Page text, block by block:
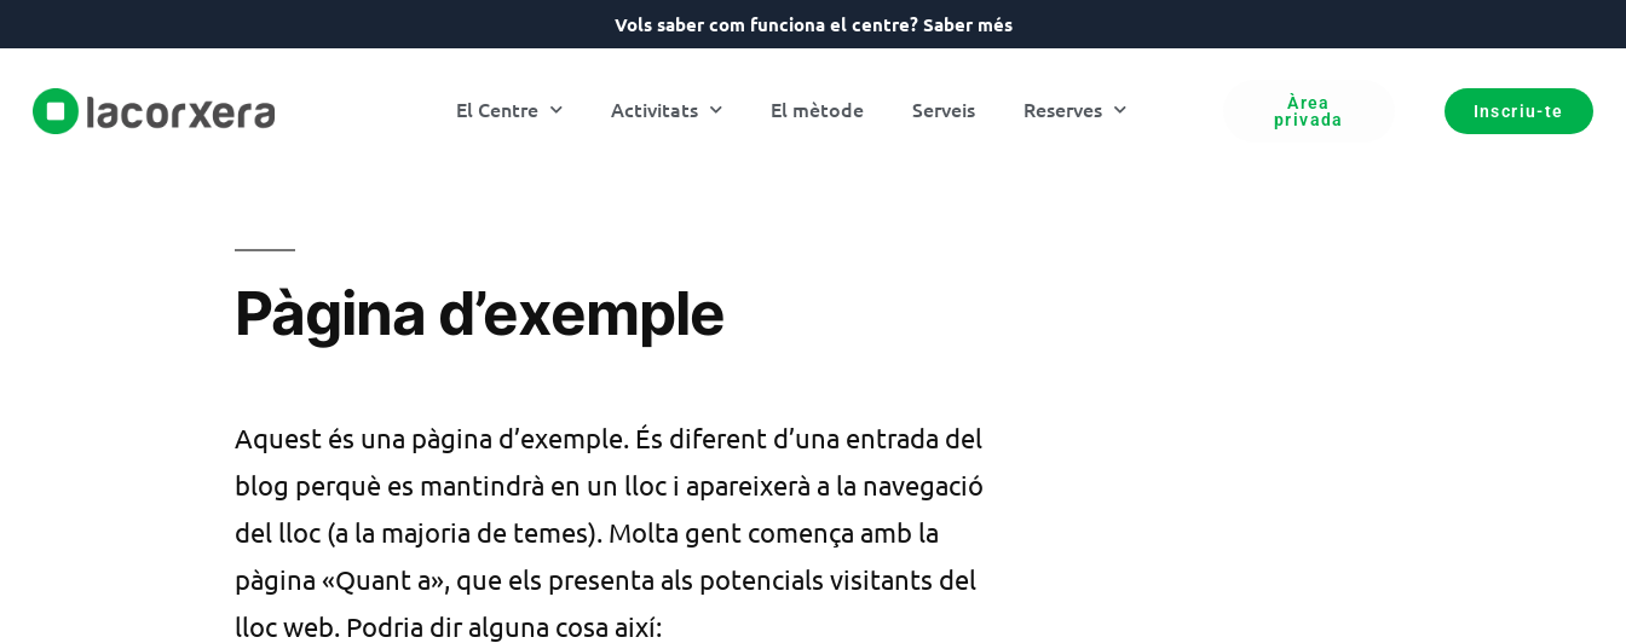
Vols saber com funciona el centre? Saber més
El Centre Activitats El mètode Serveis Reserves
Àrea
privada
Inscriu-te
Pàgina d’exemple
Aquest és una pàgina d’exemple. És diferent d’una entrada del
blog perquè es mantindrà en un lloc i apareixerà a la navegació
del lloc (a la majoria de temes). Molta gent comença amb la
pàgina «Quant a», que els presenta als potencials visitants del
lloc web. Podria dir alguna cosa així: